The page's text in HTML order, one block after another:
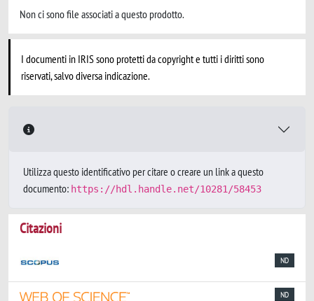
Non ci sono file associati a questo prodotto.
I documenti in IRIS sono protetti da copyright e tutti i diritti sono
riservati, salvo diversa indicazione.
Utilizza questo identificativo per citare o creare un link a questo
documento: https://hdl.handle.net/10281/58453
Citazioni
ND
ND